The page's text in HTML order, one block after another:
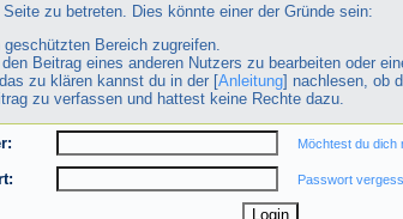
zu betreten. Dies könnte einer der Gründe sein:
Bereich zugreifen.
Beitrag eines anderen Nutzers zu bearbeiten oder
zu klären kannst du in der [Anleitung] nachlesen, ob
zu verfassen und hattest keine Rechte dazu.
Möchtest du dich
Passwort